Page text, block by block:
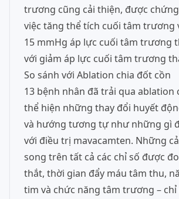
trương cũng cải thiện, được
việc tăng thể tích cuối tâm trương
15 mmHg áp lực cuối tâm trương
với giảm áp lực cuối tâm trương
So sánh với Ablation chia đốt cồn
13 bệnh nhân đã trải qua ablation
thể hiện những thay đổi huyết
và hướng tương tự như những gì
với điều trị mavacamten. Những
song trên tất cả các chỉ số được
thắt, thời gian đẩy máu tâm thu,
tim và chức năng tâm trương –